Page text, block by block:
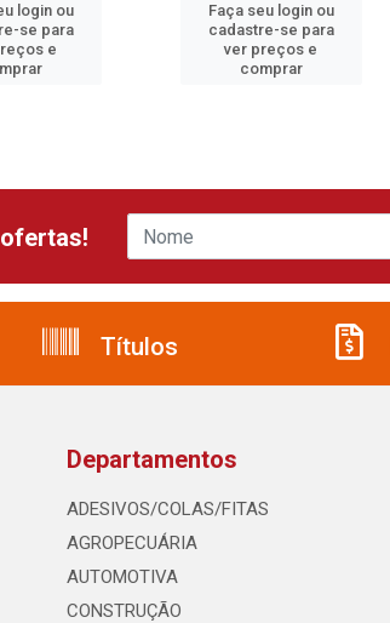
login ou
se para
e
Faça seu login ou
cadastre-se para
ver preços e
comprar
Títulos
Departamentos
ADESIVOS/COLAS/FITAS
AGROPECUÁRIA
AUTOMOTIVA
CONSTRUÇÃO